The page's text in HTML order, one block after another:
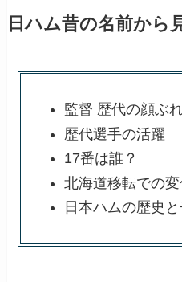
日ハム昔の名前から
監督 歴代の顔ぶ
歴代選手の活躍
17番は誰？
北海道移転での
日本ハムの歴史